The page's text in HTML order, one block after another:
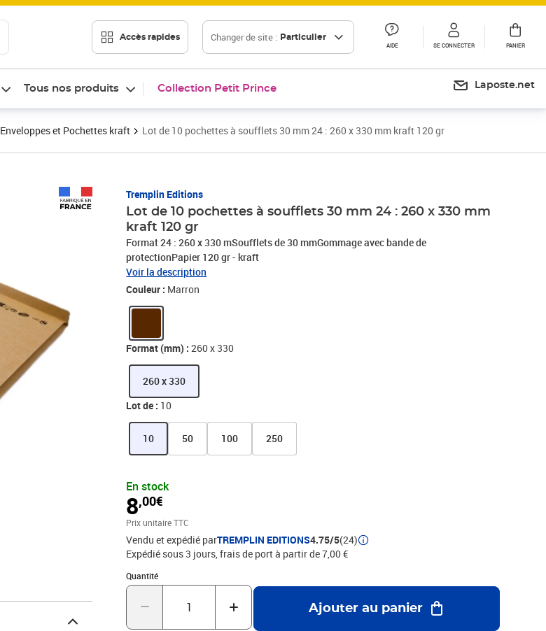
Accès rapides Changer de site : Particulier
AIDE SE CONNECTER PANIER
Tous nos produits Collection Petit Prince Laposte.net
Enveloppes et Pochettes kraft Lot de 10 pochettes à soufflets 30 mm 24 : 260 x 330 mm kraft 120 gr
Tremplin Editions
Lot de 10 pochettes à soufflets 30 mm 24 : 260 x 330 mm
kraft 120 gr
Format 24 : 260 x 330 mSoufflets de 30 mmGommage avec bande de
protectionPapier 120 gr - kraft
Voir la description
Couleur : Marron
Format (mm) :260 x 330
260 x 330
Lot de : 10
10 50 100 250
En stock
8,00€
Prix 8,00€
Prix unitaire TTC
Vendu et expédié parTREMPLIN EDITIONS4.75/5(24)
Expédié sous 3 jours, frais de port à partir de 7,00 €
Quantité
Quantité : 1
Ajouter au panier